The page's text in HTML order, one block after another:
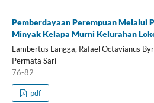
Pemberdayaan Perempuan Melalui
Minyak Kelapa Murni Kelurahan
Lambertus Langga, Rafael Octavianus
Permata Sari
76-82
pdf